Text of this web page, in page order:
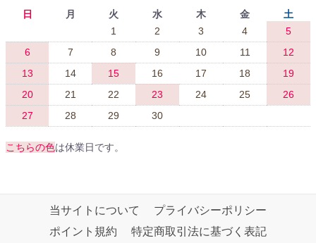
日 月 火 水 木 金
土
1
2 3 4
5
6
7 8 9 10 11
12
13
14 15 16 17 18
19
20
21 22 23 24 25
26
27
28 29 30
こちらの色は休業日です。
当サイトについて
プライバシーポリシー
ポイント規約
特定商取引法に基づく表記